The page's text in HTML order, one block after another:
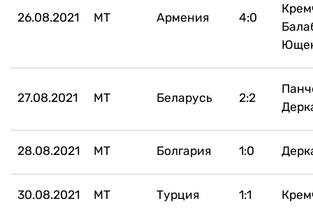
26.08.2021 МТ Армения 4:0
27.08.2021 МТ Беларусь 2:2
28.08.2021 МТ Болгария 1:0
30.08.2021 МТ Турция 1:1